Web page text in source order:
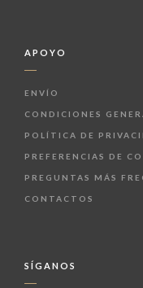
APOYO
ENVÍO
CONDICIONES
POLÍTICA DE
PREFERENCIAS DE
PREGUNTAS MÁS
CONTACTOS
SÍGANOS